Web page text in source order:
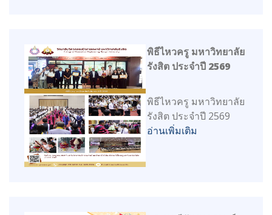
พิธีไหวครู มหาวิทยาลัย
รังสิต ประจำปี 2569
พิธีไหวครู มหาวิทยาลัย
รังสิต ประจำปี 2569
อ่านเพิ่มเติม